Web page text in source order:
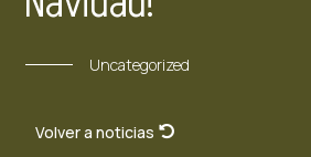
Uncategorized
Volver a noticias